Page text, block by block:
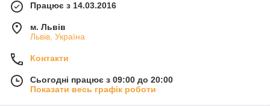
Працює з 14.03.2016
м. Львів
Львів, Україна
Контакти
Сьогодні працює з 09:00 до 20:00
Показати весь графік роботи